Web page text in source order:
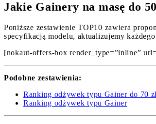
Jakie Gainery na masę do
Poniższe zestawienie TOP10 zawiera
specyfikacją modelu, aktualizujemy
[nokaut-offers-box render_type=”inline”
Podobne zestawienia:
Ranking odżywek typu Gainer do 70
Ranking odżywek typu Gainer